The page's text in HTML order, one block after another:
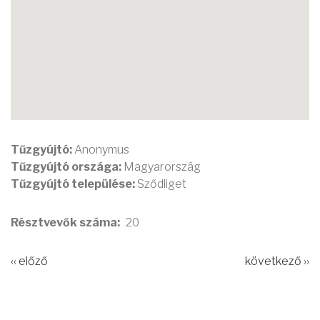
Tűzgyújtó: Anonymus
Tűzgyújtó országa: Magyarország
Tűzgyújtó települése: Sződliget
Résztvevők száma 20
‹‹ előző következő ››